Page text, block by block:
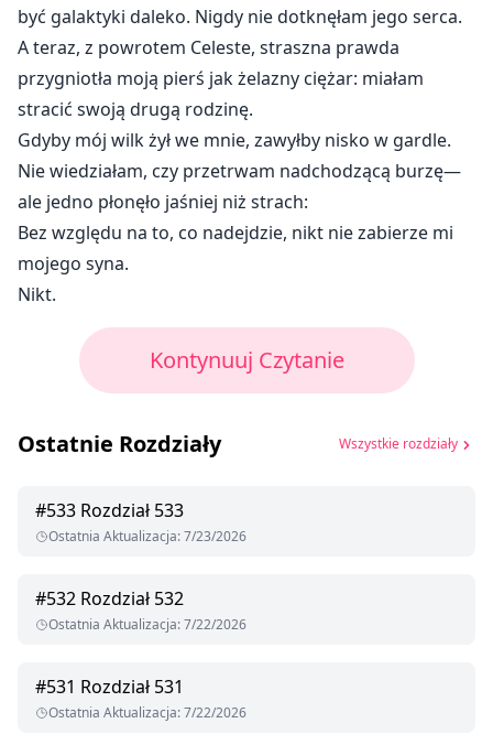
być galaktyki daleko. Nigdy nie dotknęłam jego serca.
A teraz, z powrotem Celeste, straszna prawda
przygniotła moją pierś jak żelazny ciężar: miałam
stracić swoją drugą rodzinę.
Gdyby mój wilk żył we mnie, zawyłby nisko w gardle.
Nie wiedziałam, czy przetrwam nadchodzącą burzę—
ale jedno płonęło jaśniej niż strach:
Bez względu na to, co nadejdzie, nikt nie zabierze mi
mojego syna.
Nikt.
Kontynuuj Czytanie
Ostatnie Rozdziały Wszystkie rozdziały
#533 Rozdział 533
Ostatnia Aktualizacja:7/23/2026
#532 Rozdział 532
Ostatnia Aktualizacja:7/22/2026
#531 Rozdział 531
Ostatnia Aktualizacja:7/22/2026